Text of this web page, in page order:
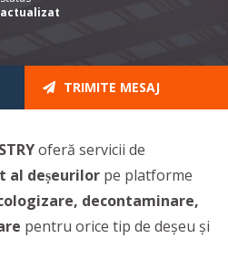
actualizat
TRIMITE MESAJ
oferă servicii de
al deșeurilor pe platforme
decontaminare,
pentru orice tip de deșeu și